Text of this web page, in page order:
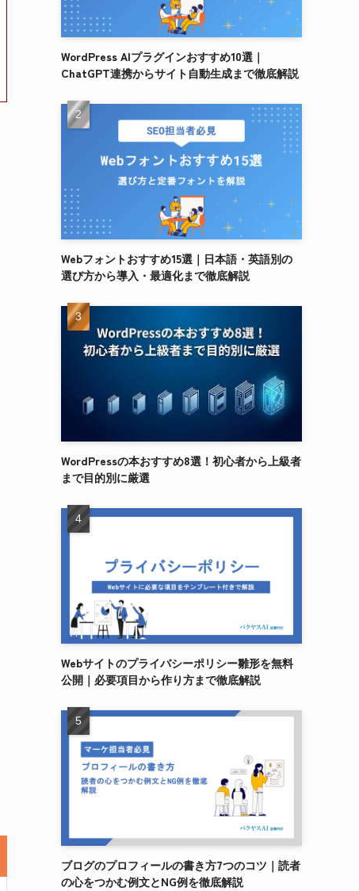
WordPress AIプラグインおすすめ10選｜
ChatGPT連携からサイト自動生成まで徹底解説
Webフォントおすすめ15選｜日本語・英語別の
選び方から導入・最適化まで徹底解説
WordPressの本おすすめ8選！初心者から上級者
まで目的別に厳選
Webサイトのプライバシーポリシー雛形を無料
公開｜必要項目から作り方まで徹底解説
ブログのプロフィールの書き方7つのコツ｜読者
の心をつかむ例文とNG例を徹底解説